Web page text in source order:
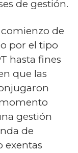
de gestión.
de
por el tipo
hasta fines
que las
gestión
de
exentas